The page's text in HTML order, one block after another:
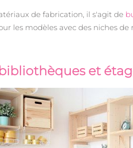
de fabrication, il s'agit de
les modèles avec des niches
et